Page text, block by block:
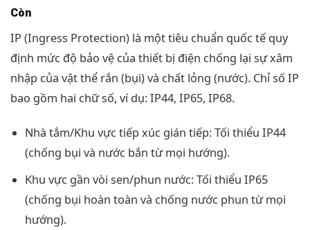
Còn
IP (Ingress Protection) là một tiêu chuẩn quốc tế quy
định mức độ bảo vệ của thiết bị điện chống lại sự xâm
nhập của vật thể rắn (bụi) và chất lỏng (nước). Chỉ số IP
bao gồm hai chữ số, ví dụ: IP44, IP65, IP68.
Nhà tắm/Khu vực tiếp xúc gián tiếp: Tối thiểu IP44
(chống bụi và nước bắn từ mọi hướng).
Khu vực gần vòi sen/phun nước: Tối thiểu IP65
(chống bụi hoàn toàn và chống nước phun từ mọi
hướng).